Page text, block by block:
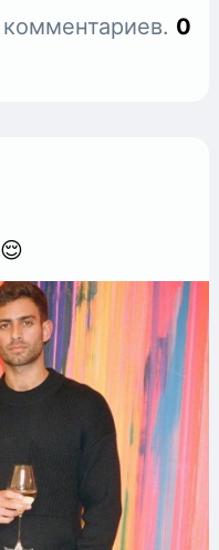
комментариев. 0